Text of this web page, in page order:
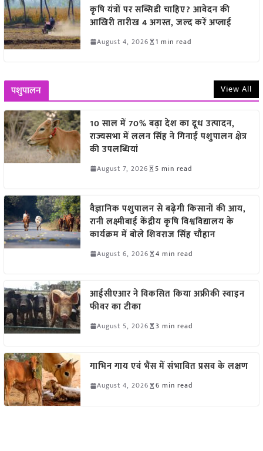
कृषि यंत्रों पर सब्सिडी चाहिए? आवेदन की
आखिरी तारीख 4 अगस्त, जल्द करें अप्लाई
August 4, 2026 1 min read
पशुपालन View All
10 साल में 70% बढ़ा देश का दूध उत्पादन,
राज्यसभा में ललन सिंह ने गिनाईं पशुपालन क्षेत्र
की उपलब्धियां
August 7, 2026 5 min read
वैज्ञानिक पशुपालन से बढ़ेगी किसानों की आय,
रानी लक्ष्मीबाई केंद्रीय कृषि विश्वविद्यालय के
कार्यक्रम में बोले शिवराज सिंह चौहान
August 6, 2026 4 min read
आईसीएआर ने विकसित किया अफ्रीकी स्वाइन
फीवर का टीका
August 5, 2026 3 min read
गाभिन गाय एवं भैंस में संभावित प्रसव के लक्षण
August 4, 2026 6 min read